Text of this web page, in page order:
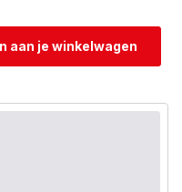
aan je winkelwagen